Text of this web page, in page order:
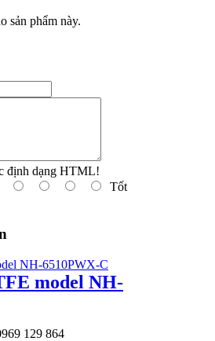
sản phẩm này.
định dạng HTML!
Tốt
model NH-
129 864